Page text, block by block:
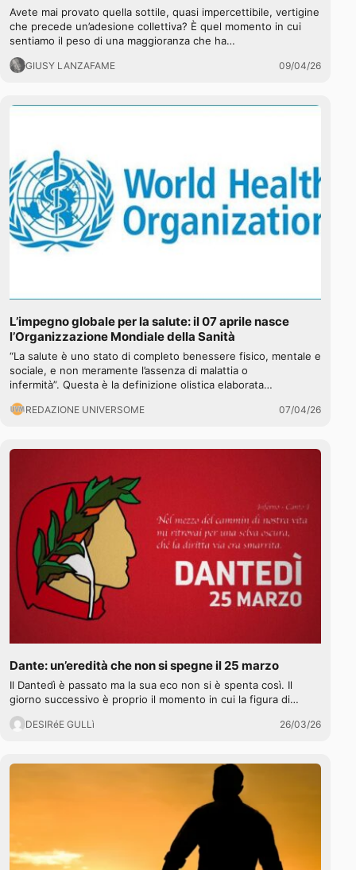
Avete mai provato quella sottile, quasi impercettibile, vertigine
che precede un’adesione collettiva? È quel momento in cui
sentiamo il peso di una maggioranza che ha…
GIUSY LANZAFAME 09/04/26
L’impegno globale per la salute: il 07 aprile nasce
l’Organizzazione Mondiale della Sanità
“La salute è uno stato di completo benessere fisico, mentale e
sociale, e non meramente l’assenza di malattia o
infermità”. Questa è la definizione olistica elaborata…
REDAZIONE UNIVERSOME 07/04/26
Dante: un’eredità che non si spegne il 25 marzo
Il Dantedì è passato ma la sua eco non si è spenta così. Il
giorno successivo è proprio il momento in cui la figura di…
DESIRéE GULLì 26/03/26